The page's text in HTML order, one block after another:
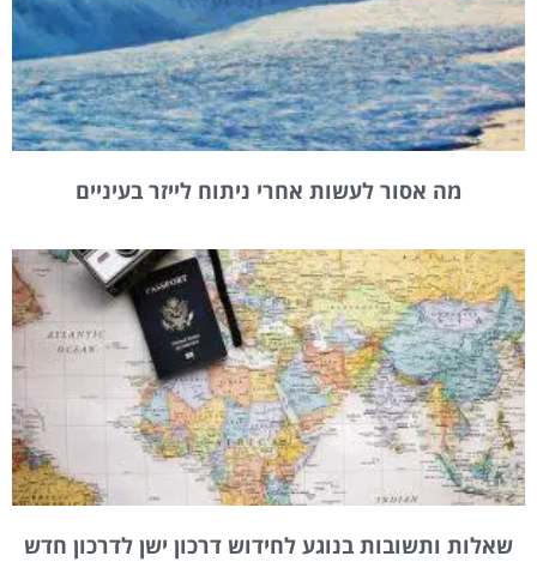
מה אסור לעשות אחרי ניתוח לייזר בעיניים
שאלות ותשובות בנוגע לחידוש דרכון ישן לדרכון חדש